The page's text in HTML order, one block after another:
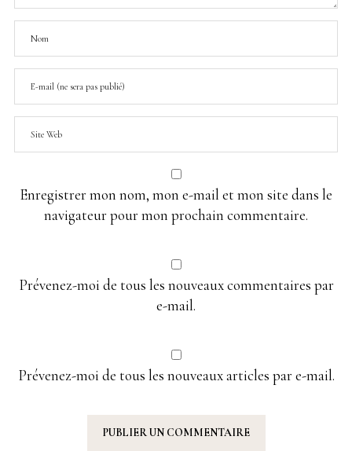
Enregistrer mon nom, mon e-mail et mon site dans le
navigateur pour mon prochain commentaire.
Prévenez-moi de tous les nouveaux commentaires par
e-mail.
Prévenez-moi de tous les nouveaux articles par e-mail.